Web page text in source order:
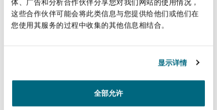
体、广告和分析合作伙伴分享您对我们网站的使用情况，
这些合作伙伴可能会将此类信息与您提供给他们或他们在
您使用其服务的过程中收集的其他信息相结合。
显示详情
全部允许
Regulatory
Insurance Coverage
Political Risk & Trade Credit
加坡
特利尔
堡
直线
+44 20 7876 5477
伦敦，圣伯托尔夫大厦
+44 (0) 20 7876 5000